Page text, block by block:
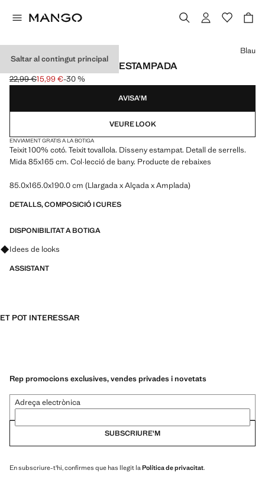
Saltar al contingut principal
TOVALLOLA DE PLATJA ESTAMPADA
Preu inicial ratllat [22,99 € ]
22,99 €
Preu actual [15,99 € ]
15,99 €-30 %
Selecciona un color
Blau
AVISA'M
VEURE LOOK
ENVIAMENT GRATIS A LA BOTIGA
Teixit 100% cotó. Teixit tovallola. Disseny estampat. Detall de serrells.
Mida 85x165 cm. Col·lecció de bany. Producte de rebaixes
85.0x165.0x190.0 cm (Llargada x Alçada x Amplada)
DETALLS, COMPOSICIÓ I CURES
DISPONIBILITAT A BOTIGA
Pregunta per looks, peces i tendències
Idees de looks
ASSISTANT
ET POT INTERESSAR
Rep promocions exclusives, vendes privades i novetats
Adreça electrònica
SUBSCRIURE'M
En subscriure-t'hi, confirmes que has llegit la Política de privacitat.